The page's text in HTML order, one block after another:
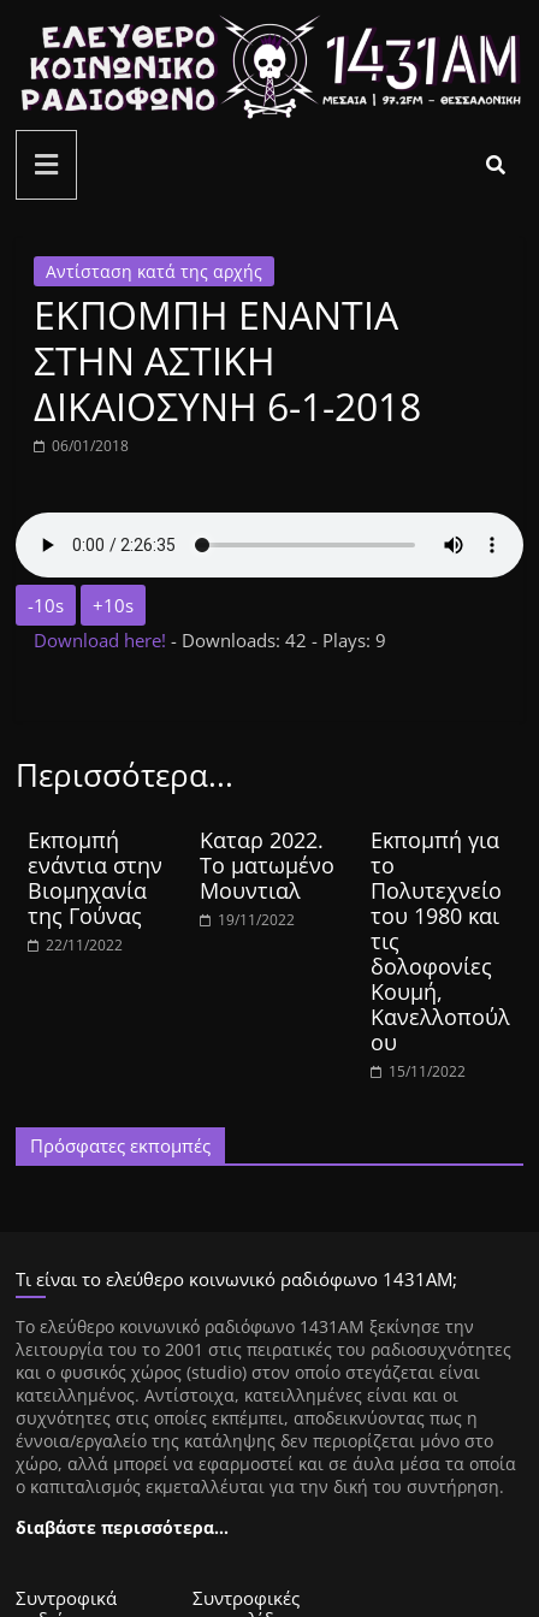
περιεχόμενο
ελεύθερο
κοινωνικό
ραδιόφωνο
1431AM
Αντίσταση κατά της αρχής
ΕΚΠΟΜΠΗ ΕΝΑΝΤΙΑ
ΣΤΗΝ ΑΣΤΙΚΗ
ΔΙΚΑΙΟΣΥΝΗ 6-1-2018
06/01/2018
-10s
+10s
Download here!- Downloads: 42 - Plays: 9
Περισσότερα...
Εκπομπή
ενάντια στην
Βιομηχανία
της Γούνας
22/11/2022
Καταρ 2022.
Το ματωμένο
Μουντιαλ
19/11/2022
Εκπομπή για
το
Πολυτεχνείο
του 1980 και
τις
δολοφονίες
Κουμή,
Κανελλοπούλ
ου
15/11/2022
Πρόσφατες εκπομπές
Τι είναι το ελεύθερο κοινωνικό ραδιόφωνο 1431ΑΜ;
Tο ελεύθερο κοινωνικό ραδιόφωνο 1431AM ξεκίνησε την
λειτουργία του το 2001 στις πειρατικές του ραδιοσυχνότητες
και ο φυσικός χώρος (studio) στον οποίο στεγάζεται είναι
κατειλλημένος. Αντίστοιχα, κατειλλημένες είναι και οι
συχνότητες στις οποίες εκπέμπει, αποδεικνύοντας πως η
έννοια/εργαλείο της κατάληψης δεν περιορίζεται μόνο στο
χώρο, αλλά μπορεί να εφαρμοστεί και σε άυλα μέσα τα οποία
ο καπιταλισμός εκμεταλλέυται για την δική του συντήρηση.
διαβάστε περισσότερα…
Συντροφικά
Συντροφικές